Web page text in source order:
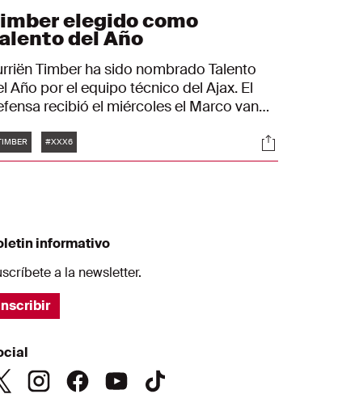
elegido como
del Año
Timber ha sido nombrado Talento
Año por el equipo técnico del Ajax. El
recibió el miércoles el Marco van
hasta la bandera.
#XXX6 Sociales
informativo
a la newsletter.